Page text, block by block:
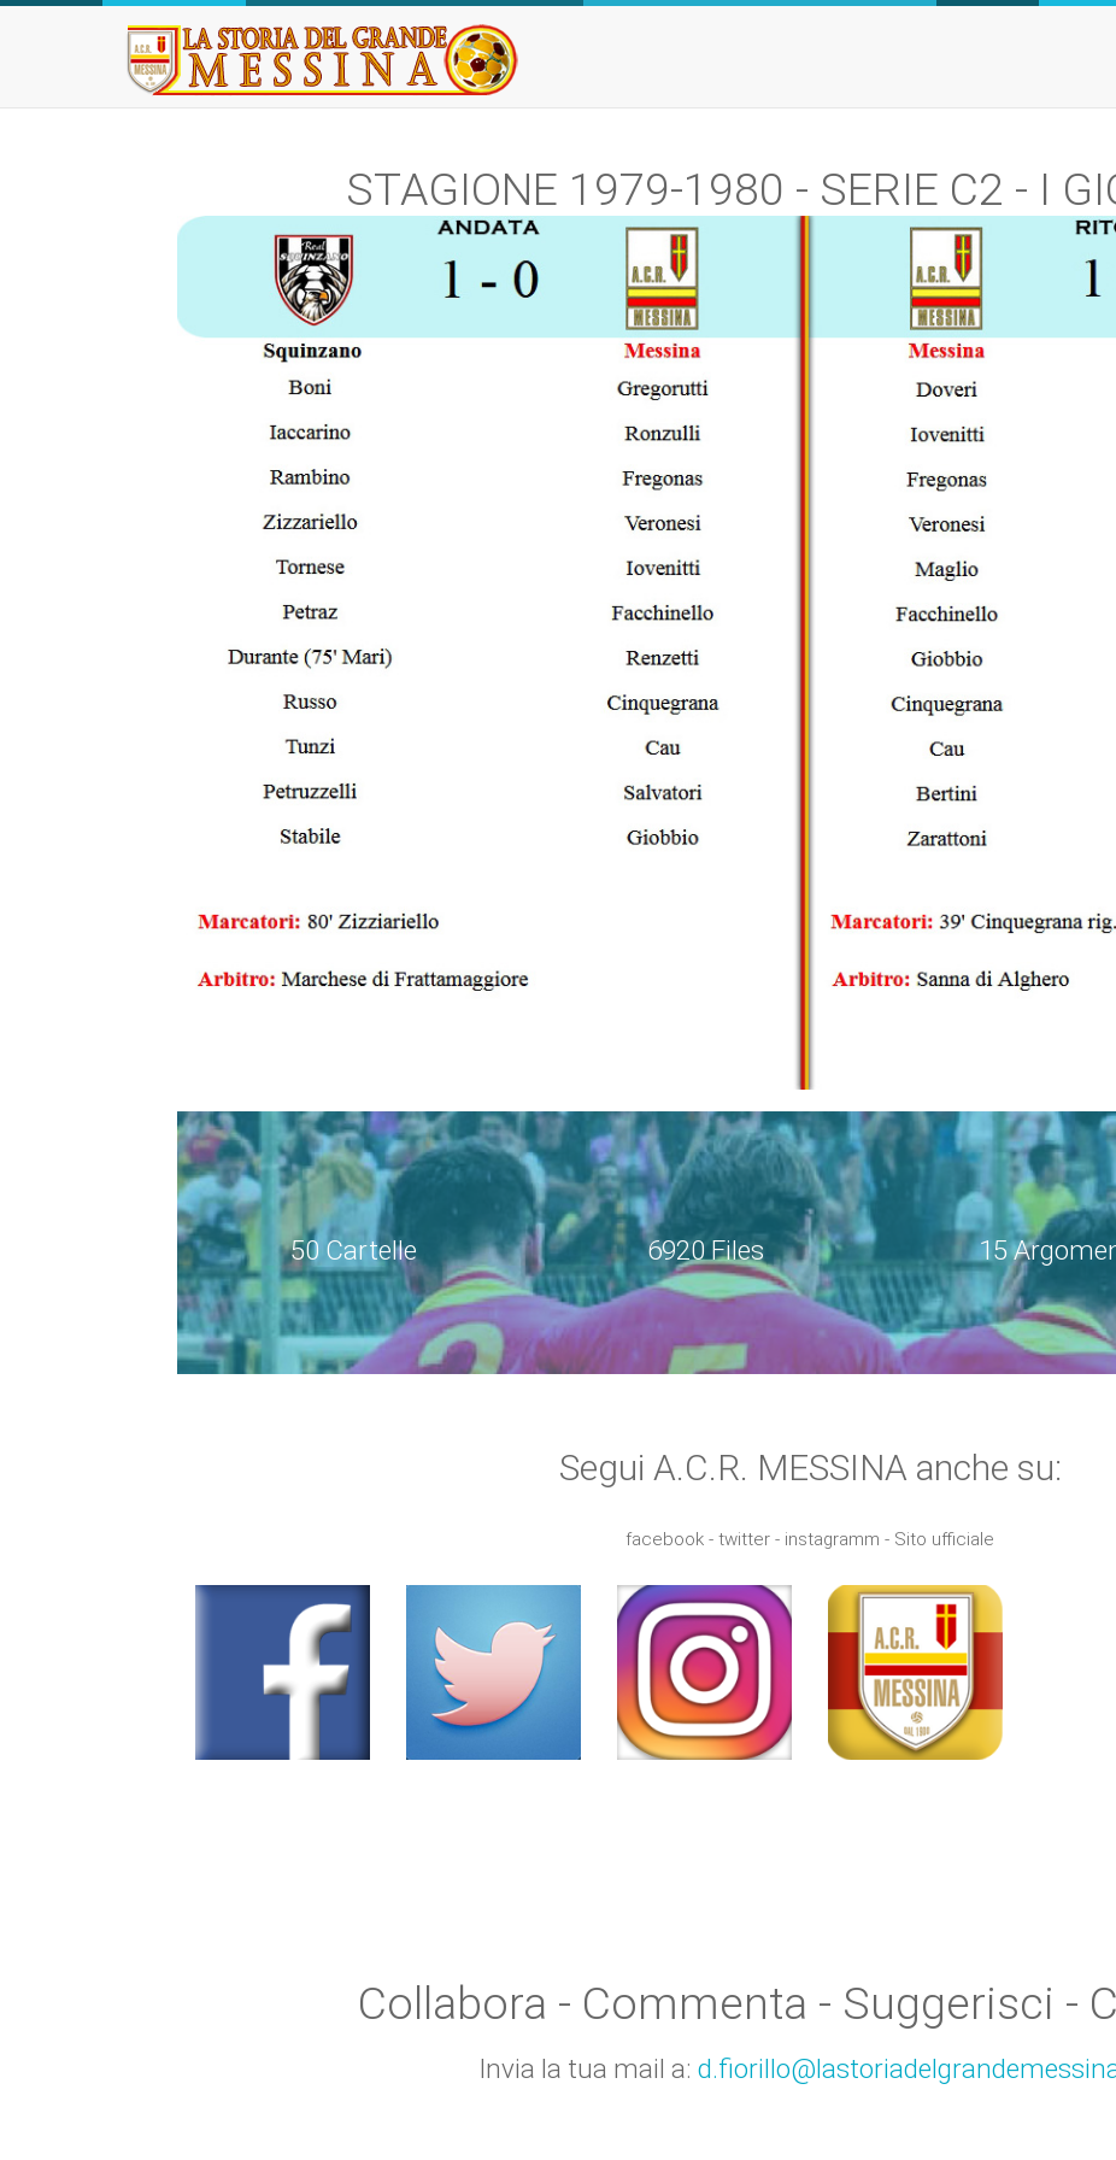
STAGIONE 1979-1980 - SERIE C2 - I
50 Cartelle 6920 Files 15
Segui A.C.R. MESSINA anche su:
facebook - twitter - instagramm - Sito ufficiale
Collabora - Commenta - Suggerisci -
Invia la tua mail a: